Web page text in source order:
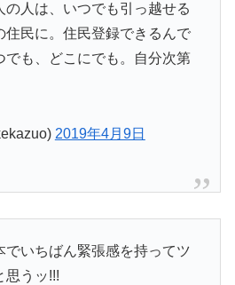
の人は、いつでも引っ越せる
住民に。住民登録できるんで
でも、どこにでも。自分次第
2019年4月9日
でいちばん緊張感を持ってツ
思うッ!!!